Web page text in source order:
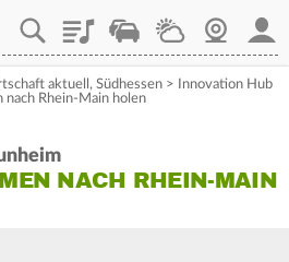
PlaylistStaupilotWetterWebcam
aktuell , Südhessen >
Innovation Hub
nach Rhein-Main holen
NACH RHEIN-MAIN